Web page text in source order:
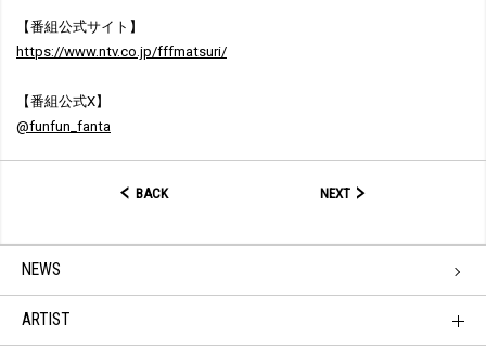
【番組公式サイト】
https://www.ntv.co.jp/fffmatsuri/
【番組公式X】
@funfun_fanta
BACK NEXT
NEWS
ARTIST